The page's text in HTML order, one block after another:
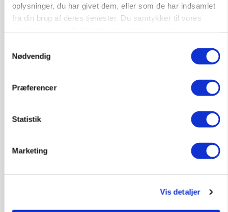
oplysninger, du har givet dem, eller som de har indsamlet
fra din brug af deres tjenester. Du samtykker til vores
Nødvendig
Præferencer
Statistik
Marketing
Vis detaljer
Svineproducenter kalder Danish Crowns pris en